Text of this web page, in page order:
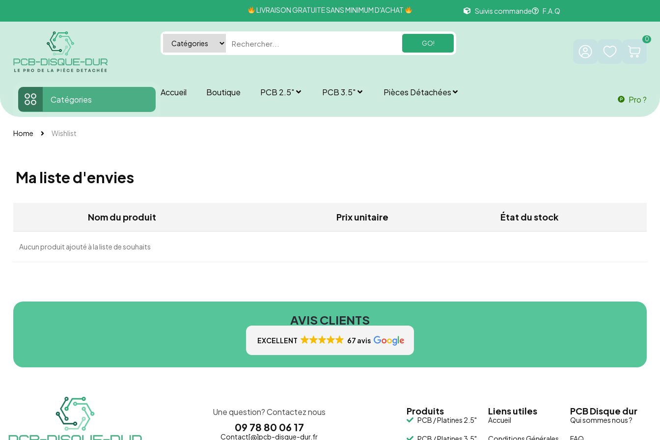
LIVRAISON GRATUITE SANS MINIMUM D'ACHAT Suivis commande F.A.Q
GO! 0
Catégories
Accueil Boutique PCB 2.5″ PCB 3.5″ Pièces Détachées
Pro ?
Home Wishlist
Ma liste d'envies
Nom du produit Prix unitaire État du stock
Aucun produit ajouté à la liste de souhaits
AVIS CLIENTS
EXCELLENT 67 avis
Une question? Contactez nous
09 78 80 06 17
Contact[@]pcb-disque-dur.fr
Produits
PCB / Platines 2.5"
Liens utiles
Accueil
PCB Disque dur
Qui sommes nous ?